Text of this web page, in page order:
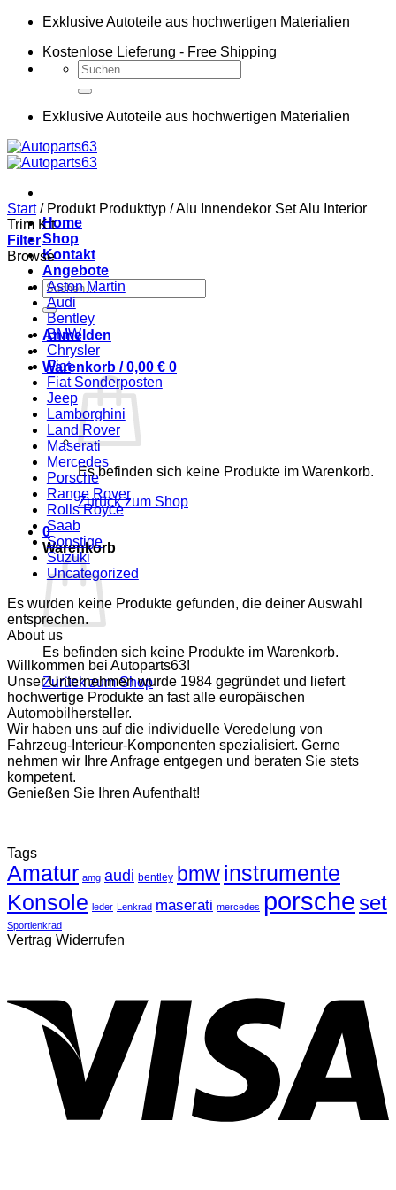
Zum
springen
Exklusive Autoteile aus hochwertigen Materialien
Kostenlose Lieferung - Free Shipping
Suchen
nach:
Exklusive Autoteile aus hochwertigen Materialien
Home
Shop
Kontakt
Angebote
Suchen
nach:
Anmelden
Warenkorb /0,00 € 0
Es befinden sich keine Produkte im Warenkorb.
Zurück zum Shop
0
Warenkorb
Es befinden sich keine Produkte im Warenkorb.
Zurück zum Shop
Start /Produkt Produkttyp /Alu Innendekor Set Alu Interior
Trim Kit
Filter
Browse
Aston Martin
Audi
Bentley
BMW
Chrysler
Fiat
Fiat Sonderposten
Jeep
Lamborghini
Land Rover
Maserati
Mercedes
Porsche
Range Rover
Rolls Royce
Saab
Sonstige
Suzuki
Uncategorized
Es wurden keine Produkte gefunden, die deiner Auswahl
entsprechen.
About us
Willkommen bei Autoparts63!
Unser Unternehmen wurde 1984 gegründet und liefert
hochwertige Produkte an fast alle europäischen
Automobilhersteller.
Wir haben uns auf die individuelle Veredelung von
Fahrzeug-Interieur-Komponenten spezialisiert. Gerne
nehmen wir Ihre Anfrage entgegen und beraten Sie stets
kompetent.
Genießen Sie Ihren Aufenthalt!
Tags
Amatur amg audi bentley bmwinstrumente
Konsole leder Lenkrad maserati mercedes porsche set
Sportlenkrad
Vertrag Widerrufen